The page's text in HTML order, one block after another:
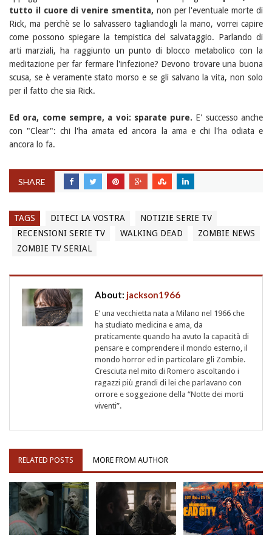
tutto il cuore di venire smentita, non per l'eventuale morte di
Rick, ma perchè se lo salvassero tagliandogli la mano, vorrei capire
come possono spiegare la tempistica del salvataggio. Parlando di
arti marziali, ha raggiunto un punto di blocco metabolico con la
meditazione per far fermare l'infezione? Devono trovare una buona
scusa, se è veramente stato morso e se gli salvano la vita, non solo
per il fatto che sia Rick.
Ed ora, come sempre, a voi: sparate pure. E' successo anche
con "Clear": chi l'ha amata ed ancora la ama e chi l'ha odiata e
ancora lo fa.
SHARE
TAGS DITECI LA VOSTRA
NOTIZIE SERIE TV
RECENSIONI SERIE TV
WALKING DEAD
ZOMBIE NEWS
ZOMBIE TV SERIAL
About: jackson1966
E' una vecchietta nata a Milano nel 1966 che
ha studiato medicina e ama, da
praticamente quando ha avuto la capacità di
pensare e comprendere il mondo esterno, il
mondo horror ed in particolare gli Zombie.
Cresciuta nel mito di Romero ascoltando i
ragazzi più grandi di lei che parlavano con
orrore e soggezione della “Notte dei morti
viventi”.
RELATED POSTS MORE FROM AUTHOR